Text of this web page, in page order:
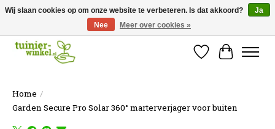
Online tuinartikelen kopen ✓ Online sinds 2007 ✓ Thuiswinkel Waarborg
Verlanglijst
Home /
Garden Secure Pro Solar 360° marterverjager voor buiten
Wij slaan cookies op om onze website te verbeteren. Is dat akkoord?
Ja
Nee
Meer over cookies »